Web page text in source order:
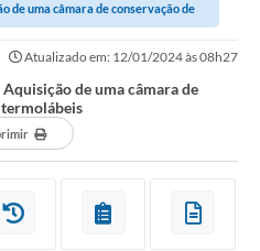
de uma câmara de conservação de
Atualizado em: 12/01/2024 às 08h27
de uma câmara de